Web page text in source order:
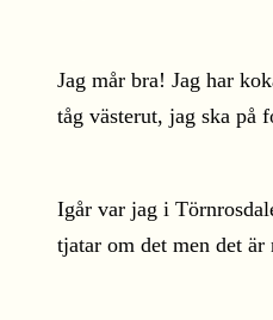
Jag mår bra! Jag har
tåg västerut, jag ska på
Igår var jag i
tjatar om det men det